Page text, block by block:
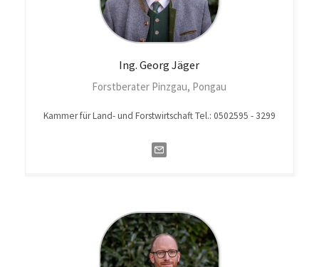
Ing. GeorgJäger
Forstberater Pinzgau, Pongau
Kammer für Land- und Forstwirtschaft Tel.: 0502595 - 3299